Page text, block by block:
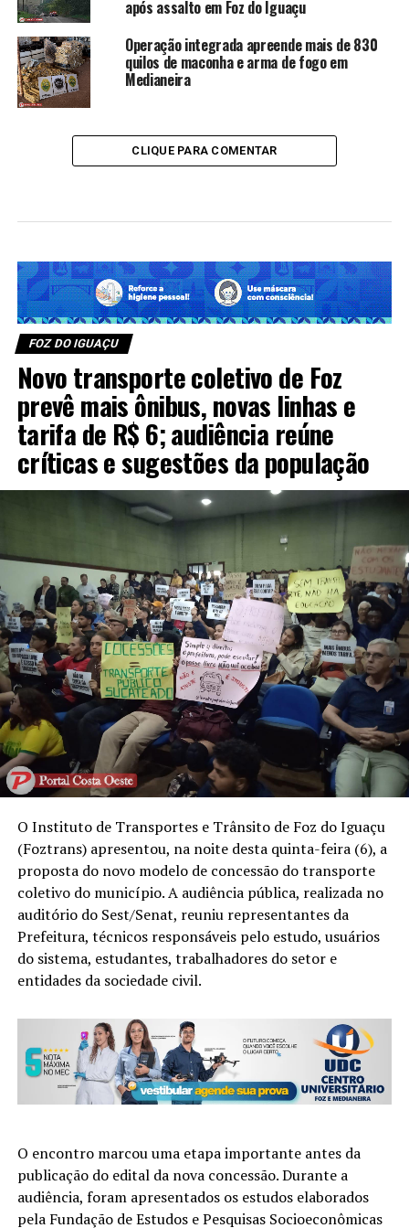
após assalto em Foz do Iguaçu
Operação integrada apreende mais de 830
quilos de maconha e arma de fogo em
Medianeira
CLIQUE PARA COMENTAR
FOZ DO IGUAÇU
Novo transporte coletivo de Foz
prevê mais ônibus, novas linhas e
tarifa de R$ 6; audiência reúne
críticas e sugestões da população
O Instituto de Transportes e Trânsito de Foz do Iguaçu
(Foztrans) apresentou, na noite desta quinta-feira (6), a
proposta do novo modelo de concessão do transporte
coletivo do município. A audiência pública, realizada no
auditório do Sest/Senat, reuniu representantes da
Prefeitura, técnicos responsáveis pelo estudo, usuários
do sistema, estudantes, trabalhadores do setor e
entidades da sociedade civil.
O encontro marcou uma etapa importante antes da
publicação do edital da nova concessão. Durante a
audiência, foram apresentados os estudos elaborados
pela Fundação de Estudos e Pesquisas Socioeconômicas